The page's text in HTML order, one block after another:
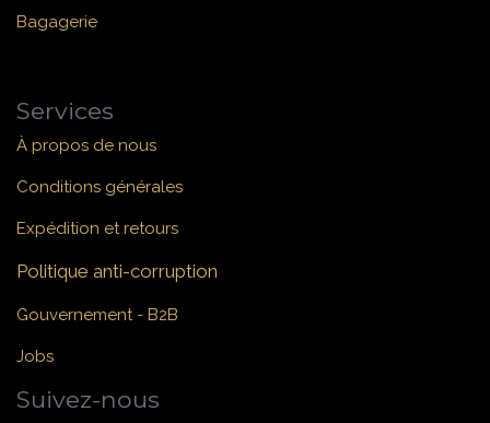
Bagagerie
Services
À propos de nous
Conditions générales
Expédition et retours
Politique anti-corruption
Gouvernement - B2B
Jobs
Suivez-nous